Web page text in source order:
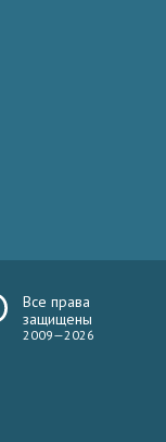
Все права
защищены
2009—2026